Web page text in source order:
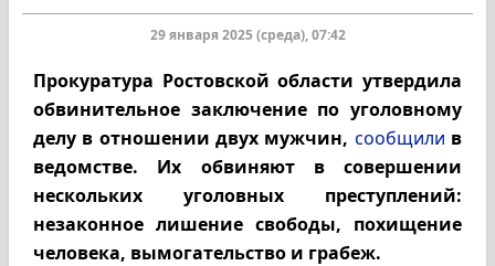
29 января 2025 (среда), 07:42
Прокуратура Ростовской области утвердила
обвинительное заключение по уголовному
делу в отношении двух мужчин, сообщили в
ведомстве. Их обвиняют в совершении
нескольких уголовных преступлений:
незаконное лишение свободы, похищение
человека, вымогательство и грабеж.